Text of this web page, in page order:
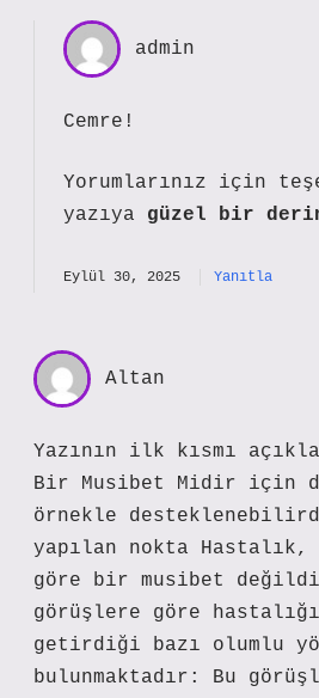
admin
Cemre!
Yorumlarınız için
yazıya güzel bir
Eylül 30, 2025 Yanıtla
Altan
Yazının ilk kısmı
Bir Musibet Midir için
örnekle
yapılan nokta Hastalık,
göre bir musibet
görüşlere göre
getirdiği bazı olumlu
bulunmaktadır: Bu